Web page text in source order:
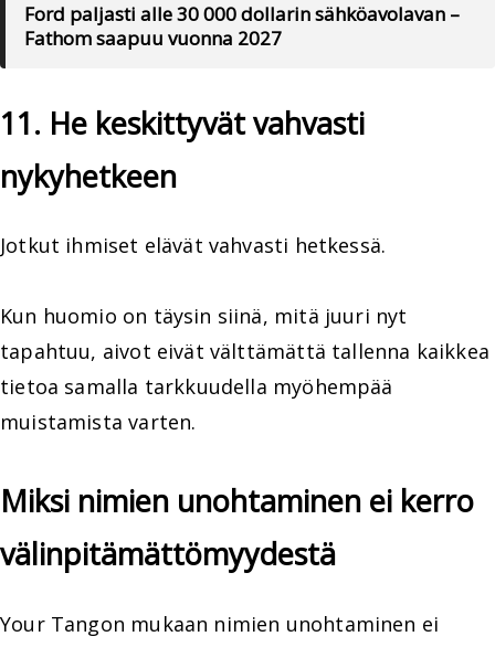
Ford paljasti alle 30 000 dollarin sähköavolavan –
Fathom saapuu vuonna 2027
11. He keskittyvät vahvasti
nykyhetkeen
Jotkut ihmiset elävät vahvasti hetkessä.
Kun huomio on täysin siinä, mitä juuri nyt
tapahtuu, aivot eivät välttämättä tallenna kaikkea
tietoa samalla tarkkuudella myöhempää
muistamista varten.
Miksi nimien unohtaminen ei kerro
välinpitämättömyydestä
Your Tangon mukaan nimien unohtaminen ei